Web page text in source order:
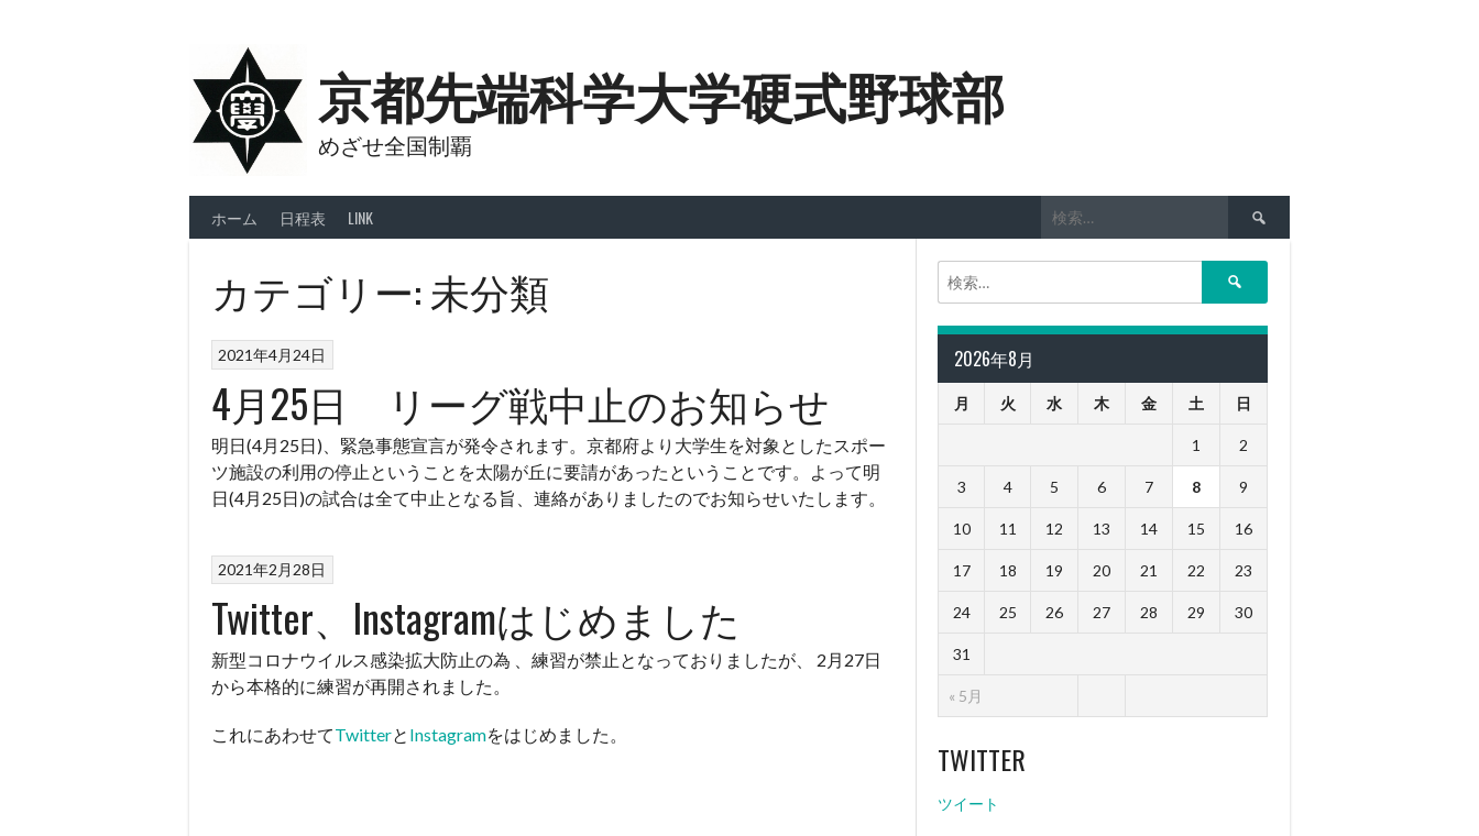
京都先端科学大学硬式野球部
めざせ全国制覇
ホーム 日程表 LINK
索:
カテゴリー: 未分類
2021年4月24日
4月25日 リーグ戦中止のお知らせ
明日(4月25日)、緊急事態宣言が発令されます。京都府より大学生を対象としたスポー
ツ施設の利用の停止ということを太陽が丘に要請があったということです。よって明
日(4月25日)の試合は全て中止となる旨、連絡がありましたのでお知らせいたします。
2021年2月28日
Twitter、Instagramはじめました
新型コロナウイルス感染拡大防止の為 、練習が禁止となっておりましたが、 2月27日
から本格的に練習が再開されました。
これにあわせてTwitterと Instagramをはじめました。
2026年8月
月 火 水 木 金 土 日
« 5月
1 2
3 4 5 6 7 8 9
10 11 12 13 14 15 16
17 18 19 20 21 22 23
24 25 26 27 28 29 30
31
TWITTER
ツイート